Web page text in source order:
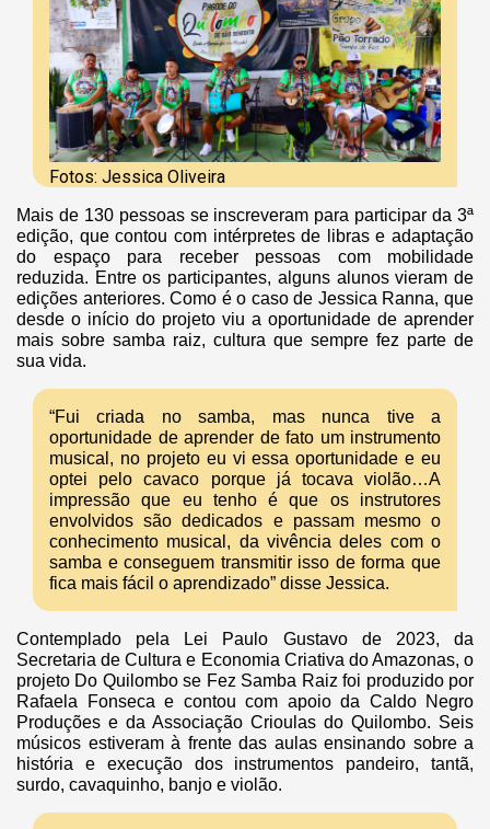
Fotos: Jessica Oliveira
Mais de 130 pessoas se inscreveram para participar da 3ª
edição, que contou com intérpretes de libras e adaptação
do espaço para receber pessoas com mobilidade
reduzida. Entre os participantes, alguns alunos vieram de
edições anteriores. Como é o caso de Jessica Ranna, que
desde o início do projeto viu a oportunidade de aprender
mais sobre samba raiz, cultura que sempre fez parte de
sua vida.
“Fui criada no samba, mas nunca tive a
oportunidade de aprender de fato um instrumento
musical, no projeto eu vi essa oportunidade e eu
optei pelo cavaco porque já tocava violão…A
impressão que eu tenho é que os instrutores
envolvidos são dedicados e passam mesmo o
conhecimento musical, da vivência deles com o
samba e conseguem transmitir isso de forma que
fica mais fácil o aprendizado” disse Jessica.
Contemplado pela Lei Paulo Gustavo de 2023, da
Secretaria de Cultura e Economia Criativa do Amazonas, o
projeto Do Quilombo se Fez Samba Raiz foi produzido por
Rafaela Fonseca e contou com apoio da Caldo Negro
Produções e da Associação Crioulas do Quilombo. Seis
músicos estiveram à frente das aulas ensinando sobre a
história e execução dos instrumentos pandeiro, tantã,
surdo, cavaquinho, banjo e violão.